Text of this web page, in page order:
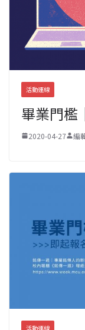
活動連線
畢業門檻
2020-04-27 編
活動連線